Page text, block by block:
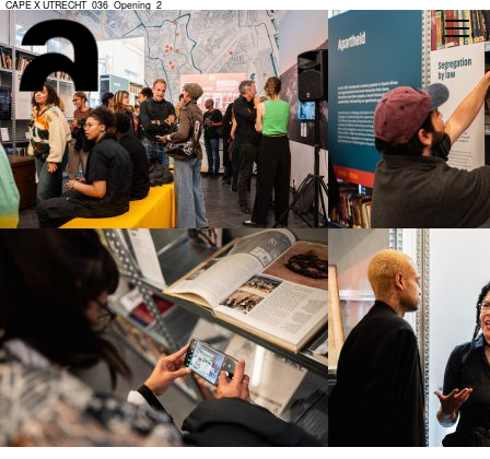
_CAPE X UTRECHT_036_Opening_2